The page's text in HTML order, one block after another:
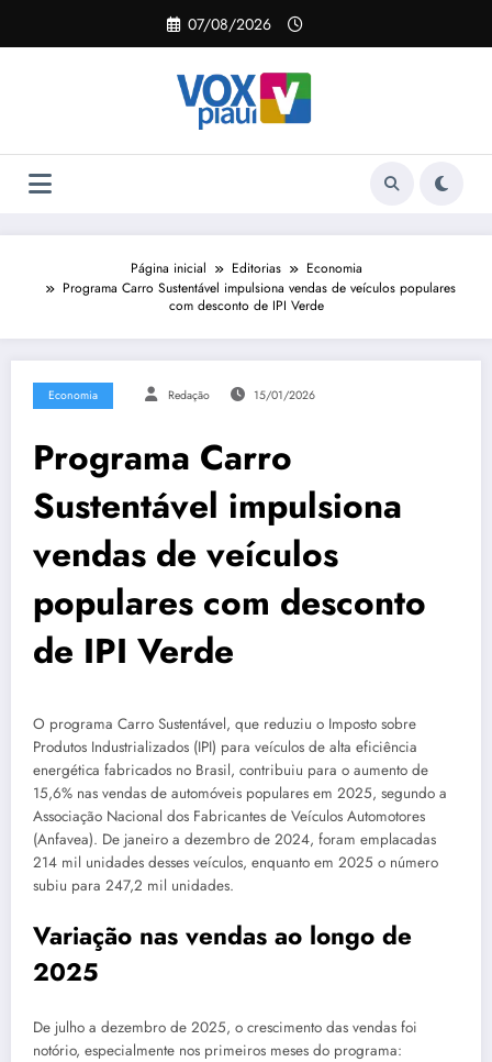
o
07/08/2026
Página inicial Editorias
Economia
Programa Carro Sustentável impulsiona vendas de veículos populares
com desconto de IPI Verde
Economia Redação 15/01/2026
Programa Carro
Sustentável impulsiona
vendas de veículos
populares com desconto
de IPI Verde
O programa Carro Sustentável, que reduziu o Imposto sobre
Produtos Industrializados (IPI) para veículos de alta eficiência
energética fabricados no Brasil, contribuiu para o aumento de
15,6% nas vendas de automóveis populares em 2025, segundo a
Associação Nacional dos Fabricantes de Veículos Automotores
(Anfavea). De janeiro a dezembro de 2024, foram emplacadas
214 mil unidades desses veículos, enquanto em 2025 o número
subiu para 247,2 mil unidades.
Variação nas vendas ao longo de
2025
De julho a dezembro de 2025, o crescimento das vendas foi
notório, especialmente nos primeiros meses do programa: